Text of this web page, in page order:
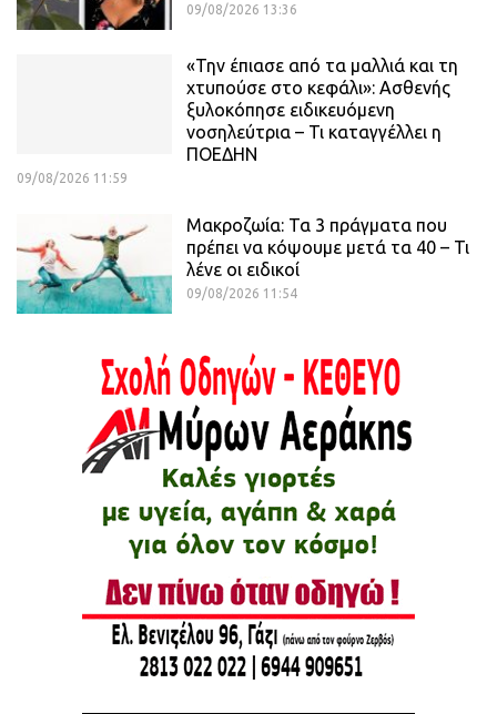
09/08/2026 13:36
«Την έπιασε από τα μαλλιά και τη
χτυπούσε στο κεφάλι»: Ασθενής
ξυλοκόπησε ειδικευόμενη
νοσηλεύτρια – Τι καταγγέλλει η
ΠΟΕΔΗΝ
09/08/2026 11:59
Μακροζωία: Τα 3 πράγματα που
πρέπει να κόψουμε μετά τα 40 – Τι
λένε οι ειδικοί
09/08/2026 11:54